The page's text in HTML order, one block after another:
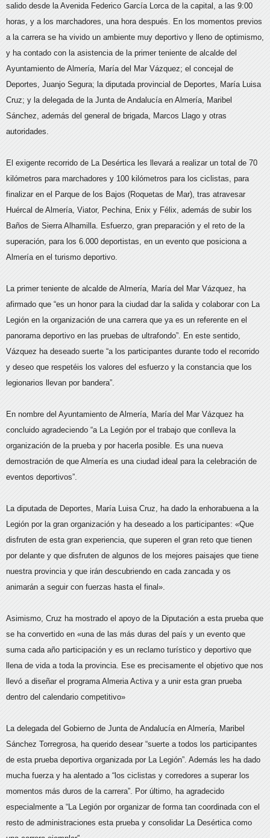
salido desde la Avenida Federico García Lorca de la capital, a las 9:00
horas, y a los marchadores, una hora después. En los momentos previos
a la carrera se ha vivido un ambiente muy deportivo y lleno de optimismo,
y ha contado con la asistencia de la primer teniente de alcalde del
Ayuntamiento de Almería, María del Mar Vázquez; el concejal de
Deportes, Juanjo Segura; la diputada provincial de Deportes, María Luisa
Cruz; y la delegada de la Junta de Andalucía en Almería, Maribel
Sánchez, además del general de brigada, Marcos Llago y otras
autoridades.
El exigente recorrido de La Desértica les llevará a realizar un total de 70
kilómetros para marchadores y 100 kilómetros para los ciclistas, para
finalizar en el Parque de los Bajos (Roquetas de Mar), tras atravesar
Huércal de Almería, Viator, Pechina, Enix y Félix, además de subir los
Baños de Sierra Alhamilla. Esfuerzo, gran preparación y el reto de la
superación, para los 6.000 deportistas, en un evento que posiciona a
Almería en el turismo deportivo.
La primer teniente de alcalde de Almería, María del Mar Vázquez, ha
afirmado que “es un honor para la ciudad dar la salida y colaborar con La
Legión en la organización de una carrera que ya es un referente en el
panorama deportivo en las pruebas de ultrafondo”. En este sentido,
Vázquez ha deseado suerte “a los participantes durante todo el recorrido
y deseo que respetéis los valores del esfuerzo y la constancia que los
legionarios llevan por bandera”.
En nombre del Ayuntamiento de Almería, María del Mar Vázquez ha
concluido agradeciendo “a La Legión por el trabajo que conlleva la
organización de la prueba y por hacerla posible. Es una nueva
demostración de que Almería es una ciudad ideal para la celebración de
eventos deportivos”.
La diputada de Deportes, María Luisa Cruz, ha dado la enhorabuena a la
Legión por la gran organización y ha deseado a los participantes: «Que
disfruten de esta gran experiencia, que superen el gran reto que tienen
por delante y que disfruten de algunos de los mejores paisajes que tiene
nuestra provincia y que irán descubriendo en cada zancada y os
animarán a seguir con fuerzas hasta el final».
Asimismo, Cruz ha mostrado el apoyo de la Diputación a esta prueba que
se ha convertido en «una de las más duras del país y un evento que
suma cada año participación y es un reclamo turístico y deportivo que
llena de vida a toda la provincia. Ese es precisamente el objetivo que nos
llevó a diseñar el programa Almeria Activa y a unir esta gran prueba
dentro del calendario competitivo»
La delegada del Gobierno de Junta de Andalucía en Almería, Maribel
Sánchez Torregrosa, ha querido desear “suerte a todos los participantes
de esta prueba deportiva organizada por La Legión”. Además les ha dado
mucha fuerza y ha alentado a “los ciclistas y corredores a superar los
momentos más duros de la carrera”. Por último, ha agradecido
especialmente a “La Legión por organizar de forma tan coordinada con el
resto de administraciones esta prueba y consolidar La Desértica como